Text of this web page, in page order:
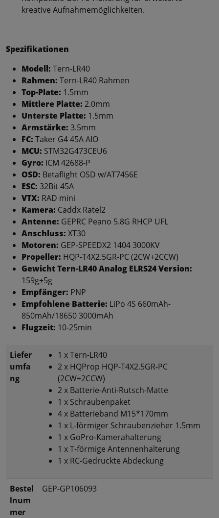
kreative Aufnahmemöglichkeiten.
Spezifikationen
Modell: Tern-LR40
Rahmen: Tern-LR40 Rahmen
Top-Plate: 1.5mm
Mittlere Platte: 2.0mm
Unterste Platte: 1.5mm
Armstärke: 3.5mm
FC: Taker G4 45A AIO
MCU: STM32G473CEU6
Gyro: ICM 42688-P
OSD: Betaflight OSD w/AT7456E
ESC: 32Bit 45A
VTX: RAD mini
Kamera: Caddx Ratel2
Antenne: GEPRC Peano 5.8G RHCP UFL
Anschluss: XT30
Motoren: GEP-SPEEDX2 1404 3000KV
Propeller: HQP-T4X2.5GR-PC (2CW+2CCW)
Gewicht Tern-LR40 Analog ELRS24 Version:
159g±5g
Empfänger: PNP
Empfohlene Batterie: LiPo 4S 660mAh-
850mAh/18650 3000mAh
Flugzeit: 10-25min
Liefer
umfa
ng
1 x Tern-LR40
2 x HQProp HQP-T4X2.5GR-PC
(2CW+2CCW)
2 x Batterie-Anti-Rutsch-Matte
1 x Schraubenpaket
4 x Batterieband M15*170mm
1 x L-förmiger Schraubenzieher 1.5mm
1 x GoPro-Kamerahalterung
1 x T-förmige Antennenhalterung
1 x RC-Gedruckte Abdeckung
Bestel
lnum
mer
GEP-GP106093